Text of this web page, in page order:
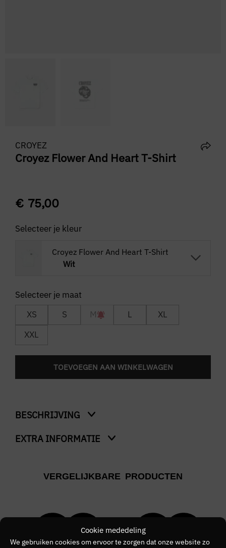
Cookie mededeling
We gebruiken cookies om ervoor te zorgen dat onze website zo
CROYEZ
Croyez Flower And Heart T-Shirt
€ 75,00
Selecteer je kleur
Croyez Flower And Heart T-Shirt
Wit
XS S M L
XL
XXL
TOEVOEGEN AAN WINKELWAGEN
BESCHRIJVING
Flower And Heart T-Shirt
EXTRA INFORMATIE
CROYEZ
Kleurnummer
VERGELIJKBARE PRODUCTEN